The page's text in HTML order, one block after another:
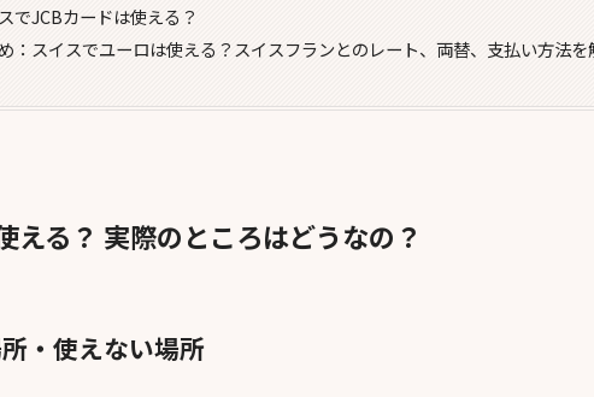
でJCBカードは使える？
：スイスでユーロは使える？スイスフランとのレート、両替、支払い方法を
える？ 実際のところはどうなの？
・使えない場所